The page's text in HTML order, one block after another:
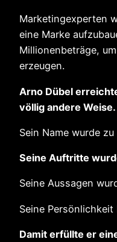
Marketingexperten
eine Marke
Millionenbeträge,
erzeugen.
Arno Dübel
völlig andere Weise.
Sein Name wurde
Seine Auftritte
Seine Aussagen
Seine
Damit erfüllte er